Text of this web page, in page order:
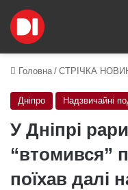
Головна / СТРІЧКА
Дніпро Надзвичайні
У Дніпрі
“втомився”
поїхав далі